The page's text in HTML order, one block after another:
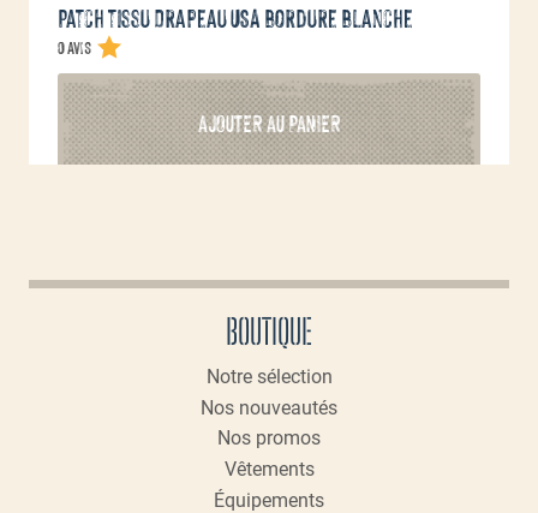
Patch tissu Drapeau USA bordure blanche
0 avis
AJOUTER AU PANIER
BOUTIQUE
Notre sélection
Nos nouveautés
Nos promos
Vêtements
Équipements